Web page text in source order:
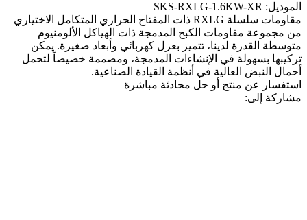
الموديل: SKS-RXLG-1.6KW-XR
مقاومات سلسلة RXLG ذات المفتاح الحراري المتكامل الاختياري
من مجموعة مقاومات الكبح المدمجة ذات الهياكل الألومنيوم
متوسطة القدرة لدينا، تتميز بعزل كهربائي وأبعاد صغيرة. يمكن
تركيبها بسهولة في الإنشاءات المدمجة، ومصممة خصيصاً لتحمل
أحمال النبض العالية في أنظمة القيادة الصناعية.
استفسار عن منتج أو حل محادثة مباشرة
مشاركة إلى: